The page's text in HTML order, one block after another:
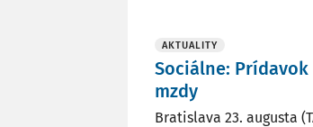
AKTUALITY
Sociálne:
mzdy
Bratislava 23. augusta